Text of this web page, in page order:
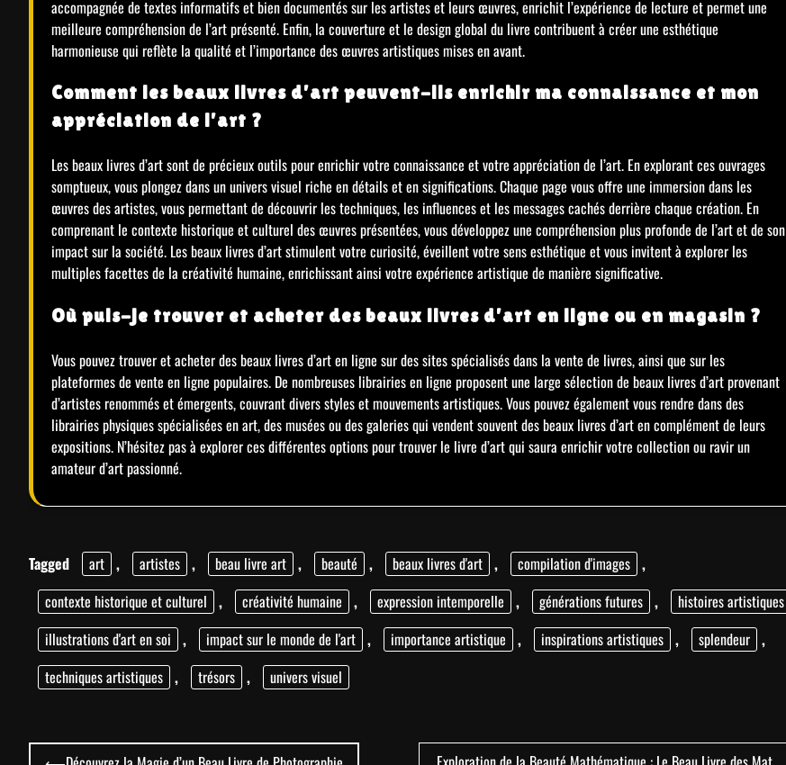
accompagnée de textes informatifs et bien documentés sur les artistes et leurs œuvres, enrichit l’expérience de lecture et permet une
meilleure compréhension de l’art présenté. Enfin, la couverture et le design global du livre contribuent à créer une esthétique
harmonieuse qui reflète la qualité et l’importance des œuvres artistiques mises en avant.
Comment les beaux livres d’art peuvent-ils enrichir ma connaissance et mon
appréciation de l’art ?
Les beaux livres d’art sont de précieux outils pour enrichir votre connaissance et votre appréciation de l’art. En explorant ces ouvrages
somptueux, vous plongez dans un univers visuel riche en détails et en significations. Chaque page vous offre une immersion dans les
œuvres des artistes, vous permettant de découvrir les techniques, les influences et les messages cachés derrière chaque création. En
comprenant le contexte historique et culturel des œuvres présentées, vous développez une compréhension plus profonde de l’art et de son
impact sur la société. Les beaux livres d’art stimulent votre curiosité, éveillent votre sens esthétique et vous invitent à explorer les
multiples facettes de la créativité humaine, enrichissant ainsi votre expérience artistique de manière significative.
Où puis-je trouver et acheter des beaux livres d’art en ligne ou en magasin ?
Vous pouvez trouver et acheter des beaux livres d’art en ligne sur des sites spécialisés dans la vente de livres, ainsi que sur les
plateformes de vente en ligne populaires. De nombreuses librairies en ligne proposent une large sélection de beaux livres d’art provenant
d’artistes renommés et émergents, couvrant divers styles et mouvements artistiques. Vous pouvez également vous rendre dans des
librairies physiques spécialisées en art, des musées ou des galeries qui vendent souvent des beaux livres d’art en complément de leurs
expositions. N’hésitez pas à explorer ces différentes options pour trouver le livre d’art qui saura enrichir votre collection ou ravir un
amateur d’art passionné.
Tagged art , artistes , beau livre art , beauté , beaux livres d'art , compilation d'images ,
contexte historique et culturel , créativité humaine , expression intemporelle , générations futures , histoires artistiques
illustrations d'art en soi , impact sur le monde de l'art , importance artistique , inspirations artistiques , splendeur ,
techniques artistiques , trésors , univers visuel
Navigation